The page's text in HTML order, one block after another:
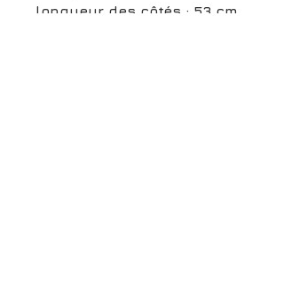
longueur des côtés : 53 cm